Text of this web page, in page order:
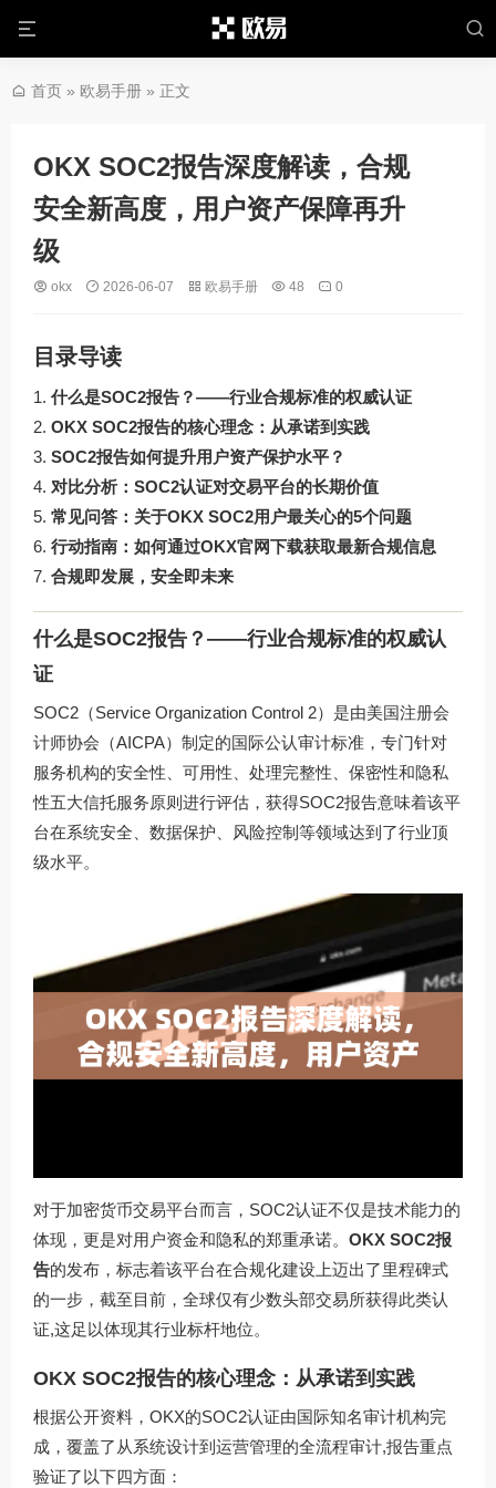
首页 » 欧易手册 » 正文
OKX SOC2报告深度解读，合规
安全新高度，用户资产保障再升
级
okx 2026-06-07 欧易手册 48 0
目录导读
什么是SOC2报告？——行业合规标准的权威认证
OKX SOC2报告的核心理念：从承诺到实践
SOC2报告如何提升用户资产保护水平？
对比分析：SOC2认证对交易平台的长期价值
常见问答：关于OKX SOC2用户最关心的5个问题
行动指南：如何通过OKX官网下载获取最新合规信息
合规即发展，安全即未来
什么是SOC2报告？——行业合规标准的权威认
证
SOC2（Service Organization Control 2）是由美国注册会
计师协会（AICPA）制定的国际公认审计标准，专门针对
服务机构的安全性、可用性、处理完整性、保密性和隐私
性五大信托服务原则进行评估，获得SOC2报告意味着该平
台在系统安全、数据保护、风险控制等领域达到了行业顶
级水平。
对于加密货币交易平台而言，SOC2认证不仅是技术能力的
体现，更是对用户资金和隐私的郑重承诺。 OKX SOC2报
告的发布，标志着该平台在合规化建设上迈出了里程碑式
的一步，截至目前，全球仅有少数头部交易所获得此类认
证,这足以体现其行业标杆地位。
OKX SOC2报告的核心理念：从承诺到实践
根据公开资料，OKX的SOC2认证由国际知名审计机构完
成，覆盖了从系统设计到运营管理的全流程审计,报告重点
验证了以下四方面：